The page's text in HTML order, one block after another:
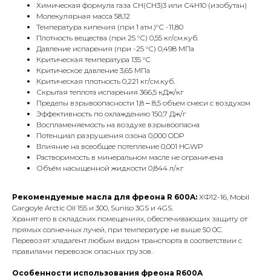
Химическая формула газа СН(СН3)3 или С4Н10 (изобутан)
Молекулярная масса 58,12
Температура кипения (при 1 атм.)°С -11,80
Плотность вещества (при 25 °С) 0,55 кг/см.куб.
Давление испарения (при -25 °С) 0,498 МПа
Критическая температура 135 °С
Критическое давление 3,65 МПа
Критическая плотность 0,221 кг/см.куб.
Скрытая теплота испарения 366,5 кДж/кг
Пределы взрывоопасности 1,8 ‒ 8,5 объем смеси с воздухом
Эффективность по охлаждению 150,7 Дж/г
Воспламеняемость на воздухе взрывоопасна
Потенциал разрушения озона 0,000 ODP
Влияние на всеобщее потепление 0,001 HGWP
Растворимость в минеральном масле не ограничена
Объём насыщенной жидкости 0,844 л/кг
Рекомендуемые масла для фреона R 600A: ХФ12-16, Mobil
Gargoyle Arctic Oil 155 и 300, Suniso 3GS и 4GS.
Хранят его в складских помещениях, обеспечивающих защиту от
прямых солнечных лучей, при температуре не выше 50 0C.
Перевозят хладагент любым видом транспорта в соответствии с
правилами перевозок опасных грузов.
Особенности использования фреона R600A